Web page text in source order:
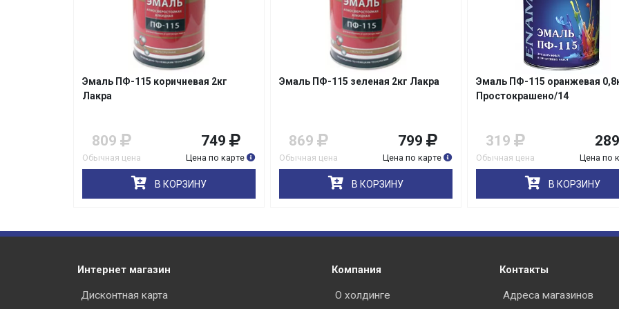
Эмаль ПФ-115 зеленая 2кг Лакра
869
Обычная цена
799
Цена по карте
В КОРЗИНУ
Эмаль ПФ-115 оранжевая 0,8кг
319
Обычная цена
289
Цена по карте
В КОРЗИНУ
Нет изображения
Эмаль ПФ-115 черная 20,0кг
Эмпилс Эконом
4 980
Обычная цена
4
Цена по
В КОРЗИНУ
раз в 2 недели
Интернет магазин
Дисконтная карта
Компания
О холдинге
Контакты
Адреса магазинов